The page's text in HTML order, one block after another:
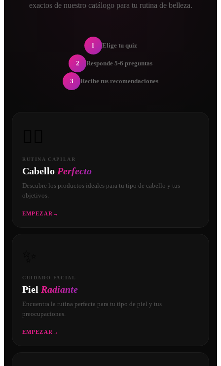
exactos de nuestro catálogo para tu rutina de belleza.
1 Elige tu quiz
2 Responde 5-6 preguntas
3 Recibe tus recomendaciones
RUTINA CAPILAR
Cabello Perfecto
Descubre los productos ideales para tu tipo de cabello y tus
objetivos.
EMPEZAR →
CUIDADO FACIAL
Piel Radiante
Encuentra la rutina perfecta para tu tipo de piel y tus
preocupaciones.
EMPEZAR →